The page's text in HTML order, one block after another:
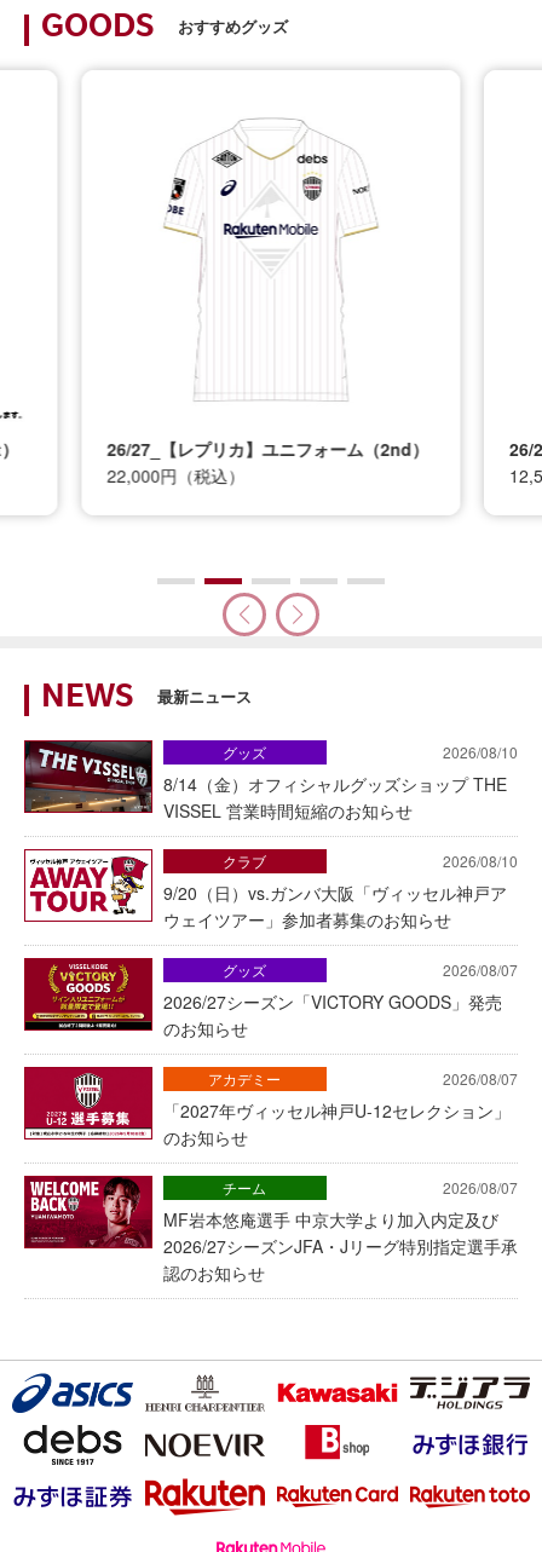
GOODS おすすめグッズ
26/27_【レプリカ】ユニフォーム（2nd）
22,000円（税込）
26/
NEWS 最新ニュース
2026/08/10
8/14（金）オフィシャルグッズショップ THE
VISSEL 営業時間短縮のお知らせ
グッズ
2026/08/10
9/20（日）vs.ガンバ大阪「ヴィッセル神戸ア
ウェイツアー」参加者募集のお知らせ
クラブ
2026/08/07
2026/27シーズン「VICTORY GOODS」発売
のお知らせ
グッズ
2026/08/07
「2027年ヴィッセル神戸U-12セレクション」
のお知らせ
アカデミー
2026/08/07
MF岩本悠庵選手 中京大学より加入内定及び
2026/27シーズンJFA・Jリーグ特別指定選手承
認のお知らせ
チーム